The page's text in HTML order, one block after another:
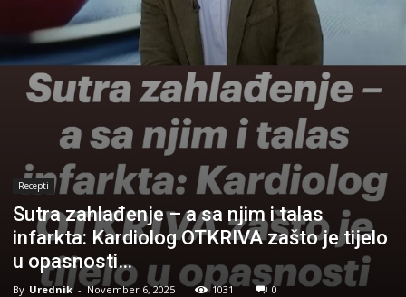
Recepti
Sutra zahlađenje – a sa njim i talas
infarkta: Kardiolog OTKRIVA zašto je tijelo
u opasnosti…
By Urednik - November 6, 2025 1031 0